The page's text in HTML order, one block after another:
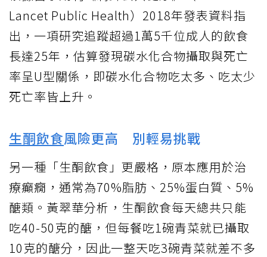
Lancet Public Health）2018年發表資料指
出，一項研究追蹤超過1萬5千位成人的飲食
長達25年，估算發現碳水化合物攝取與死亡
率呈U型關係，即碳水化合物吃太多、吃太少
死亡率皆上升。
生酮飲食風險更高 別輕易挑戰
另一種「生酮飲食」更嚴格，原本應用於治
療癲癇，通常為70%脂肪、25%蛋白質、5%
醣類。黃翠華分析，生酮飲食每天總共只能
吃40-50克的醣，但每餐吃1碗青菜就已攝取
10克的醣分，因此一整天吃3碗青菜就差不多